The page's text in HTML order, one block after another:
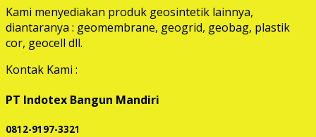
Kami menyediakan produk geosintetik lainnya,
diantaranya : geomembrane, geogrid, geobag, plastik
cor, geocell dll.
Kontak Kami :
PT Indotex Bangun Mandiri
0812-9197-3321